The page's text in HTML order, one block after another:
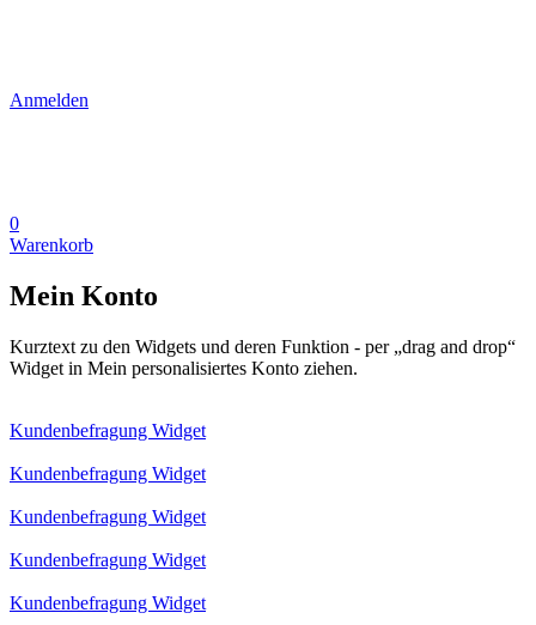
Anmelden
0
Warenkorb
Mein Konto
Kurztext zu den Widgets und deren Funktion - per „drag and drop“
Widget in Mein personalisiertes Konto ziehen.
Kundenbefragung Widget
Kundenbefragung Widget
Kundenbefragung Widget
Kundenbefragung Widget
Kundenbefragung Widget